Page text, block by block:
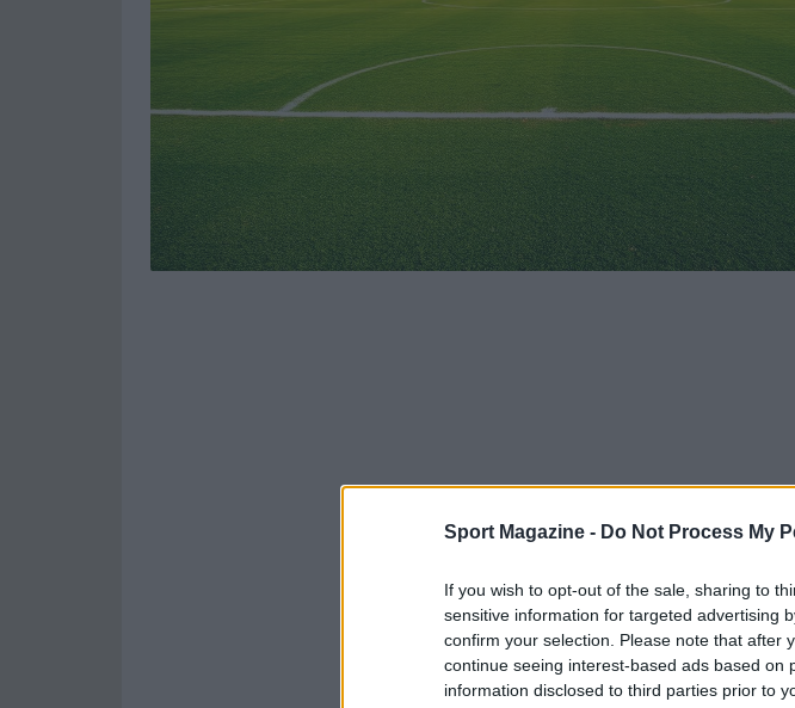
Sport Magazine - Do Not Process My
If you wish to opt-out of the sale, sharing to
sensitive information for targeted advertising
confirm your selection. Please note that after
continue seeing interest-based ads based
information disclosed to third parties prior to